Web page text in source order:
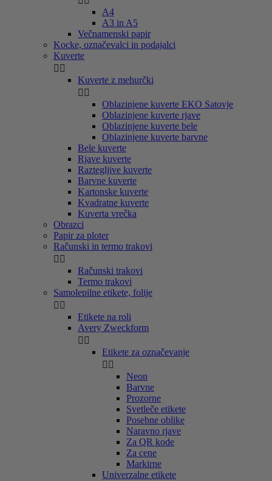
A4
A3 in A5
Večnamenski papir
Kocke, označevalci in podajalci
Kuverte
 
Kuverte z mehurčki
 
Oblazinjene kuverte EKO Satovje
Oblazinjene kuverte rjave
Oblazinjene kuverte bele
Oblazinjene kuverte barvne
Bele kuverte
Rjave kuverte
Raztegljive kuverte
Barvne kuverte
Kartonske kuverte
Kvadratne kuverte
Kuverta vrečka
Obrazci
Papir za ploter
Računski in termo trakovi
 
Računski trakovi
Termo trakovi
Samolepilne etikete, folije
 
Etikete na roli
Avery Zweckform
 
Etikete za označevanje
 
Neon
Barvne
Prozorne
Svetleče etikete
Posebne oblike
Naravno rjave
Za QR kode
Za cene
Markirne
Univerzalne etikete